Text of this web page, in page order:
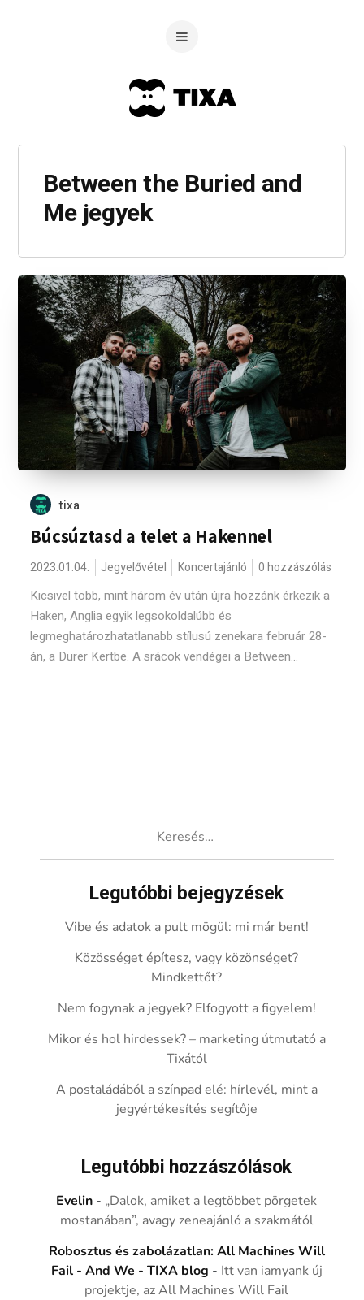
Between the Buried and
Me jegyek
tixa
Búcsúztasd a telet a Hakennel
2023.01.04. Jegyelővétel Koncertajánló 0 hozzászólás
Kicsivel több, mint három év után újra hozzánk érkezik a
Haken, Anglia egyik legsokoldalúbb és
legmeghatározhatatlanabb stílusú zenekara február 28-
án, a Dürer Kertbe. A srácok vendégei a Between...
Legutóbbi bejegyzések
Vibe és adatok a pult mögül: mi már bent!
Közösséget építesz, vagy közönséget?
Mindkettőt?
Nem fogynak a jegyek? Elfogyott a figyelem!
Mikor és hol hirdessek? – marketing útmutató a
Tixától
A postaládából a színpad elé: hírlevél, mint a
jegyértékesítés segítője
Legutóbbi hozzászólások
Evelin - „Dalok, amiket a legtöbbet pörgetek
mostanában”, avagy zeneajánló a szakmától
Robosztus és zabolázatlan: All Machines Will
Fail - And We - TIXA blog - Itt van iamyank új
projektje, az All Machines Will Fail